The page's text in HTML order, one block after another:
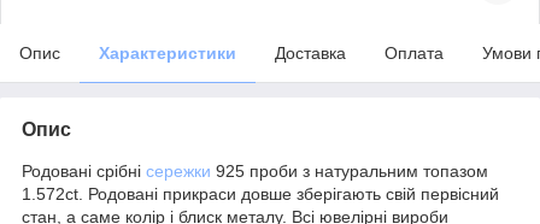
Опис Характеристики Доставка Оплата Умови
Опис
Родовані срібні сережки 925 проби з натуральним топазом
1.572ct. Родовані прикраси довше зберігають свій первісний
стан, а саме колір і блиск металу. Всі ювелірні вироби